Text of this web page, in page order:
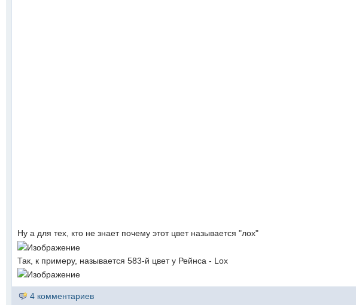
Ну а для тех, кто не знает почему этот цвет называется "лох"
Так, к примеру, называется 583-й цвет у Рейнса - Lox
4 комментариев